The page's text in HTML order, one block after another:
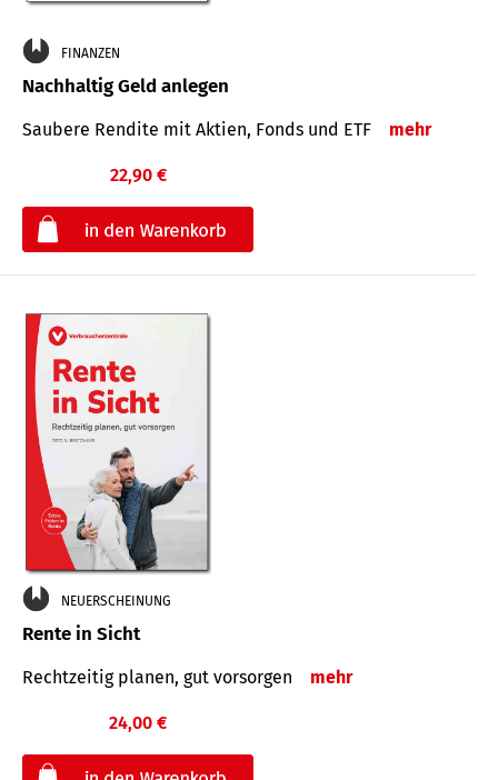
FINANZEN
Nachhaltig Geld anlegen
Saubere Rendite mit Aktien, Fonds und ETF mehr
22,90 €
NEUERSCHEINUNG
Rente in Sicht
Rechtzeitig planen, gut vorsorgen mehr
24,00 €